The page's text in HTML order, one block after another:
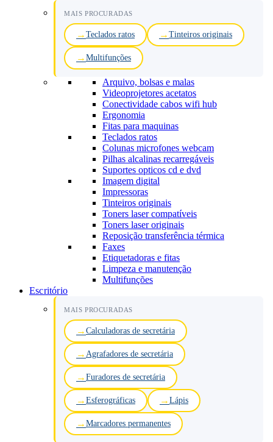
MAIS PROCURADAS
Teclados ratos Tinteiros originais
Multifunções
Arquivo, bolsas e malas
Videoprojetores acetatos
Conectividade cabos wifi hub
Ergonomia
Fitas para maquinas
Teclados ratos
Colunas microfones webcam
Pilhas alcalinas recarregáveis
Suportes opticos cd e dvd
Imagem digital
Impressoras
Tinteiros originais
Toners laser compatíveis
Toners laser originais
Reposição transferência térmica
Faxes
Etiquetadoras e fitas
Limpeza e manutenção
Multifunções
Escritório
MAIS PROCURADAS
Calculadoras de secretária
Agrafadores de secretária
Furadores de secretária
Esferográficas Lápis
Marcadores permanentes